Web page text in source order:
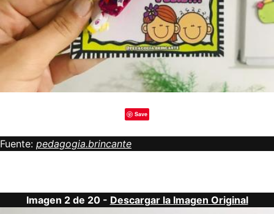
Save
Fuente: pedagogia.brincante
Imagen 2 de 20 - Descargar la Imagen Original